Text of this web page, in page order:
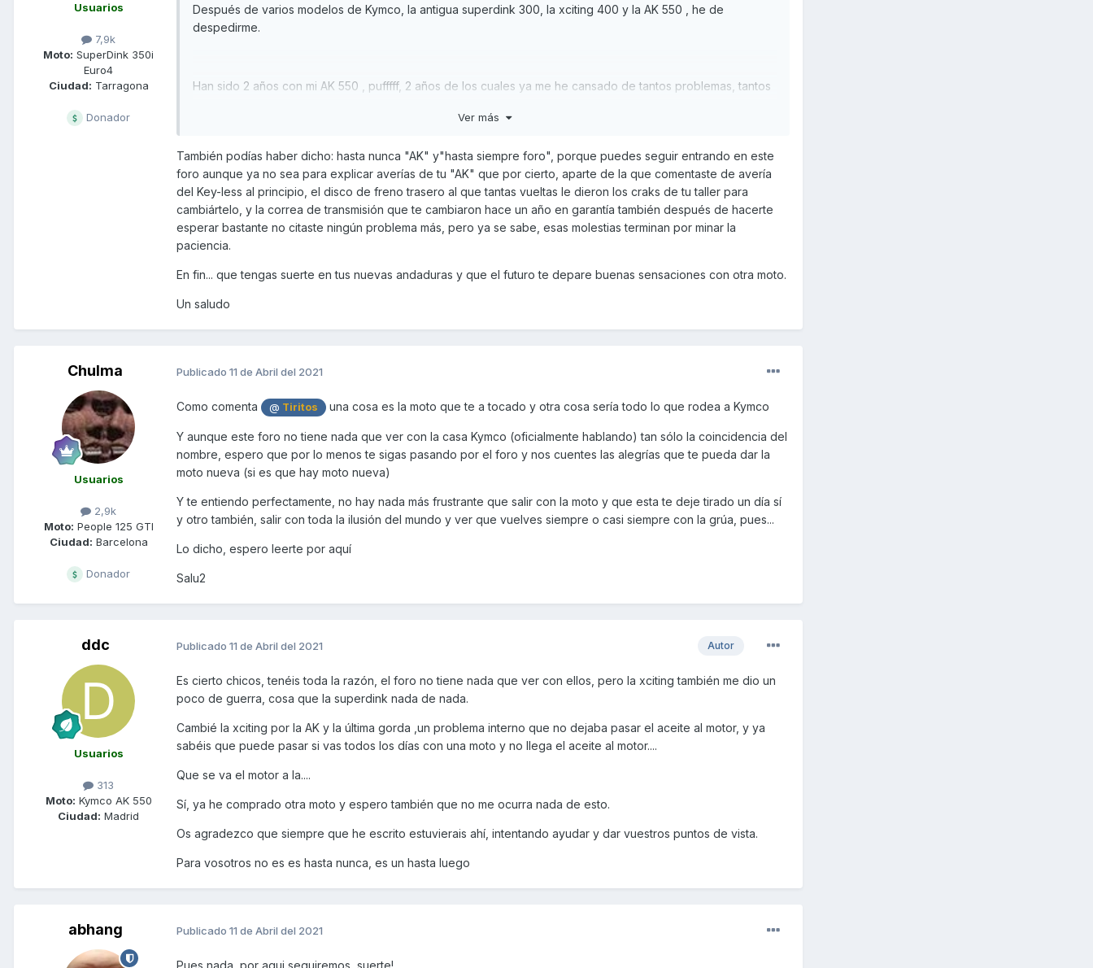
Usuarios
7,9k
Moto: SuperDink 350i
Euro4
Ciudad: Tarragona
Donador
Después de varios modelos de Kymco, la antigua superdink 300, la xciting 400 y la AK 550 , he de
despedirme.
Han sido 2 años con mi AK 550 , pufffff, 2 años de los cuales ya me he cansado de tantos problemas, tantos
Han sido averías una detrás de otra, sin parar, y mira que para mí era mi scooter favorita, era la más
especial....
Pero ya me harté y no pude más compañeros...
Recuerdo aquel viernes en la que me entregaron mi flamante AK 550, un pasada, una preciosidad, pues
bien, el domingo, a los 2 días, averiada, se le fue la centralita y se quedó muerta....pufffff,
peor no lo han podido hacer.
Así que me despido para siempre, jamás volveré a comprar nada de Kymco.
No quiero volver a saber nada de esta marca.
Espero que os vaya a todos muy bien, pero creo que muchos que tenéis la AK sabréis de lo que hablo, lo
de mi moto fue la leche, demasiadas averías y una muy muy gorda, así que .....
Hasta nunca Kymco...
Y a vosotros, compañer@s, os deseo lo mejor.
Saludos
Ver más
También podías haber dicho: hasta nunca "AK" y"hasta siempre foro", porque puedes seguir entrando en este
foro aunque ya no sea para explicar averías de tu "AK" que por cierto, aparte de la que comentaste de avería
del Key-less al principio, el disco de freno trasero al que tantas vueltas le dieron los craks de tu taller para
cambiártelo, y la correa de transmisión que te cambiaron hace un año en garantía también después de hacerte
esperar bastante no citaste ningún problema más, pero ya se sabe, esas molestias terminan por minar la
paciencia.
En fin... que tengas suerte en tus nuevas andaduras y que el futuro te depare buenas sensaciones con otra moto.
Un saludo
Chulma
Usuarios
2,9k
Moto: People 125 GTI
Ciudad: Barcelona
Donador
Publicado 11 de Abril del 2021
Como comenta @ Tiritos una cosa es la moto que te a tocado y otra cosa sería todo lo que rodea a Kymco
Y aunque este foro no tiene nada que ver con la casa Kymco (oficialmente hablando) tan sólo la coincidencia del
nombre, espero que por lo menos te sigas pasando por el foro y nos cuentes las alegrías que te pueda dar la
moto nueva (si es que hay moto nueva)
Y te entiendo perfectamente, no hay nada más frustrante que salir con la moto y que esta te deje tirado un día sí
y otro también, salir con toda la ilusión del mundo y ver que vuelves siempre o casi siempre con la grúa, pues...
Lo dicho, espero leerte por aquí
Salu2
ddc
Usuarios
313
Moto: Kymco AK 550
Ciudad: Madrid
Autor
Publicado 11 de Abril del 2021
Es cierto chicos, tenéis toda la razón, el foro no tiene nada que ver con ellos, pero la xciting también me dio un
poco de guerra, cosa que la superdink nada de nada.
Cambié la xciting por la AK y la última gorda ,un problema interno que no dejaba pasar el aceite al motor, y ya
sabéis que puede pasar si vas todos los días con una moto y no llega el aceite al motor....
Que se va el motor a la....
Sí, ya he comprado otra moto y espero también que no me ocurra nada de esto.
Os agradezco que siempre que he escrito estuvierais ahí, intentando ayudar y dar vuestros puntos de vista.
Para vosotros no es es hasta nunca, es un hasta luego
abhang Publicado 11 de Abril del 2021